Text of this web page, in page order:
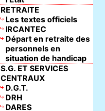
RETRAITE
Les textes officiels
IRCANTEC
Départ en retraite des
personnels en
situation de handicap
S.G. ET SERVICES
CENTRAUX
D.G.T.
DRH
DARES